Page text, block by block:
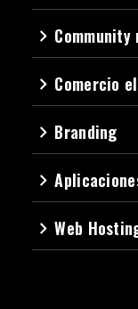
navigate_next Community
navigate_next Comercio
navigate_next Branding
navigate_next
navigate_nextWeb